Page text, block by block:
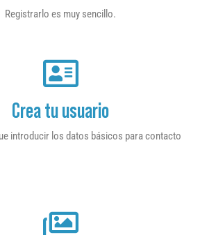
Registrarlo es muy sencillo.
Crea tu usuario
introducir los datos básicos para contacto